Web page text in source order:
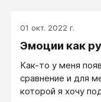
01 окт. 2022 г.
Эмоции как
Как-то у меня
сравнение и для
которой я хочу